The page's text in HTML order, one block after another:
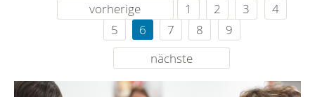
vorherige 1 2 3
4
5
6 7 8
9
nächste